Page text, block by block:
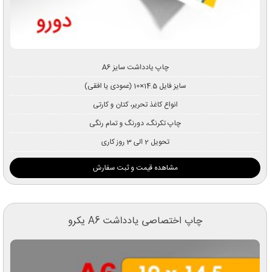
چاپ یادداشت سایز A6
سایز فایل 14.5×10 (عمودی یا افقی)
انواع کاغذ تحریر، کتان و کارتی
چاپ تکرنگ، دورنگ و تمام رنگی
تحویل 2 الی 3 روز کاری
مشاهده قیمت و ثبت سفارش
چاپ اختصاصی یادداشت A6 یکرو